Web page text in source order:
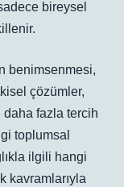
bireysel
benimsenmesi,
çözümler,
fazla tercih
toplumsal
ilgili hangi
kavramlarıyla